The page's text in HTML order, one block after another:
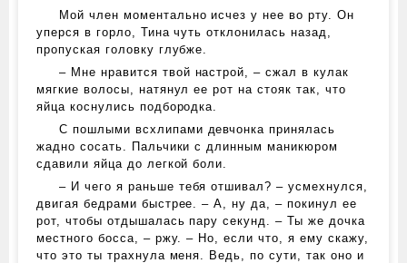
Мой член моментально исчез у нее во рту. Он
уперся в горло, Тина чуть отклонилась назад,
пропуская головку глубже.
– Мне нравится твой настрой, – сжал в кулак
мягкие волосы, натянул ее рот на стояк так, что
яйца коснулись подбородка.
С пошлыми всхлипами девчонка принялась
жадно сосать. Пальчики с длинным маникюром
сдавили яйца до легкой боли.
– И чего я раньше тебя отшивал? – усмехнулся,
двигая бедрами быстрее. – А, ну да, – покинул ее
рот, чтобы отдышалась пару секунд. – Ты же дочка
местного босса, – ржу. – Но, если что, я ему скажу,
что это ты трахнула меня. Ведь, по сути, так оно и